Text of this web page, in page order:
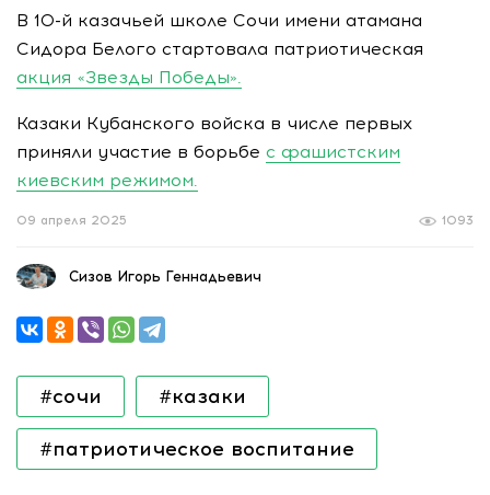
В 10-й казачьей школе Сочи имени атамана
Сидора Белого стартовала патриотическая
акция «Звезды Победы».
Казаки Кубанского войска в числе первых
приняли участие в борьбе с фашистским
киевским режимом.
1093
09 апреля 2025
Сизов Игорь Геннадьевич
#сочи #казаки
#патриотическое воспитание